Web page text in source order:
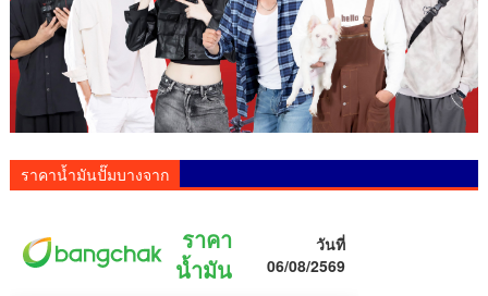
ราคาน้ำมันปั๊มบางจาก